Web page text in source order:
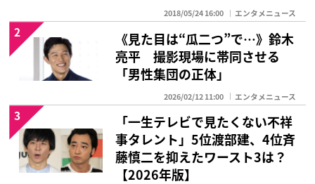
2018/05/24 16:00 エンタメニュース
《見た目は“瓜二つ”で…》鈴木
亮平 撮影現場に帯同させる
「男性集団の正体」
2026/02/12 11:00 エンタメニュース
2
「一生テレビで見たくない不祥
事タレント」5位渡部建、4位斉
藤慎二を抑えたワースト3は？
【2026年版】
3